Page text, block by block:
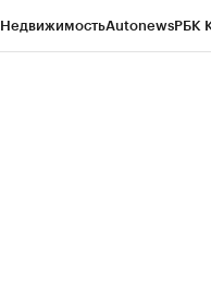
НедвижимостьAutonewsРБК